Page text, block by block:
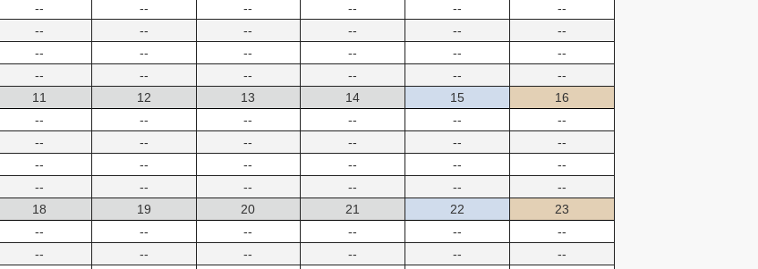
--
--
--
--
--
--
--
--
--
--
--
--
--
--
--
--
--
--
--
--
--
--
--
--
11
--
--
--
--
12
--
--
--
--
13
--
--
--
--
14
--
--
--
--
15
--
--
--
--
16
--
--
--
--
18
--
--
19
--
--
20
--
--
21
--
--
22
--
--
23
--
--